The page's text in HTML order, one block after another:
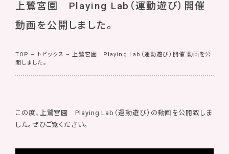
上鷺宮園 Playing Lab（運動遊び）開催
動画を公開しました。
TOP – トピックス – 上鷺宮園 Playing Lab（運動遊び）開催 動画を公
開しました。
この度、上鷺宮園 Playing Lab（運動遊び）の動画を公開致しま
した。ぜひご覧ください。